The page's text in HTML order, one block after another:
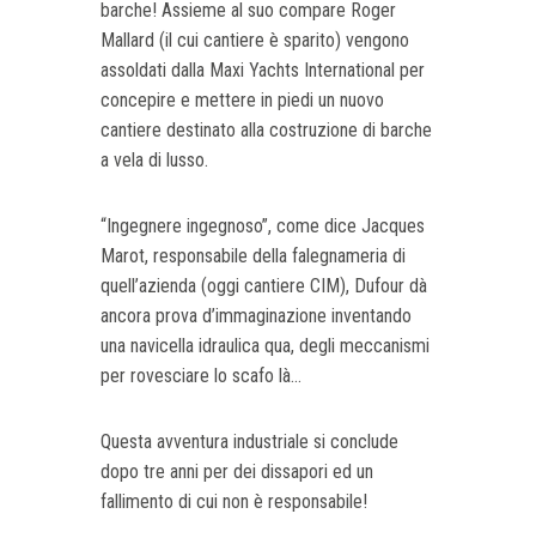
barche! Assieme al suo compare Roger
Mallard (il cui cantiere è sparito) vengono
assoldati dalla Maxi Yachts International per
concepire e mettere in piedi un nuovo
cantiere destinato alla costruzione di barche
a vela di lusso.
“Ingegnere ingegnoso”, come dice Jacques
Marot, responsabile della falegnameria di
quell’azienda (oggi cantiere CIM), Dufour dà
ancora prova d’immaginazione inventando
una navicella idraulica qua, degli meccanismi
per rovesciare lo scafo là...
Questa avventura industriale si conclude
dopo tre anni per dei dissapori ed un
fallimento di cui non è responsabile!